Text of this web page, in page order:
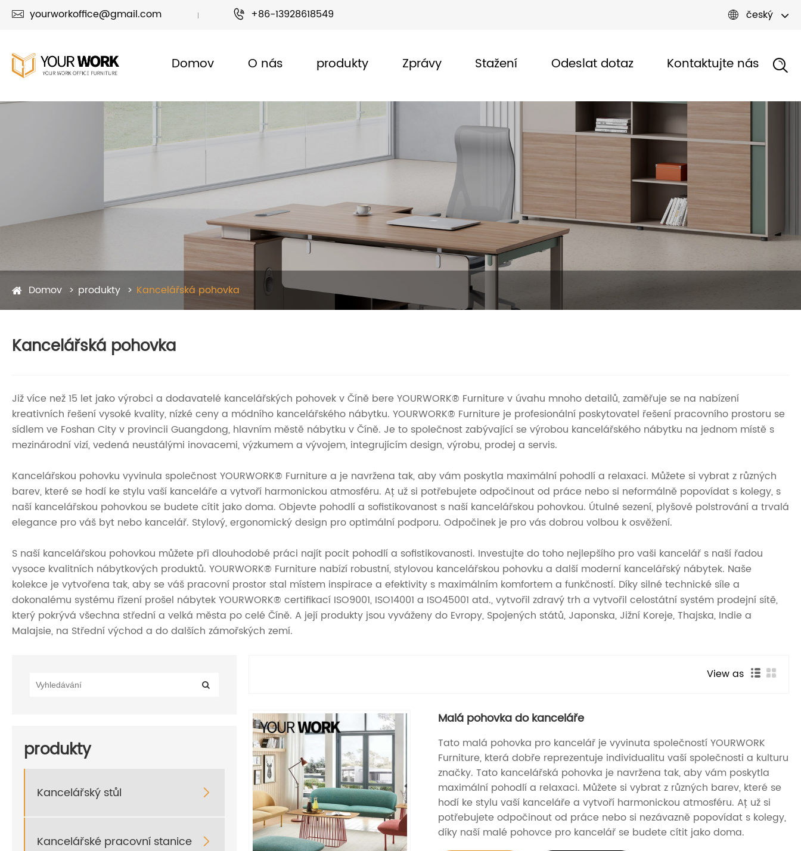
 yourworkoffice@gmail.com  +86-13928618549  český
Domov O nás produkty Zprávy Stažení Odeslat dotaz Kontaktujte nás
Domov produkty Kancelářská pohovka
Kancelářská pohovka
Již více než 15 let jako výrobci a dodavatelé kancelářských pohovek v Číně bere YOURWORK® Furniture v úvahu mnoho detailů, zaměřuje se na nabízení
kreativních řešení vysoké kvality, nízké ceny a módního kancelářského nábytku. YOURWORK® Furniture je profesionální poskytovatel řešení pracovního prostoru se
sídlem ve Foshan City v provincii Guangdong, hlavním městě nábytku v Číně. Je to společnost zabývající se výrobou kancelářského nábytku na jednom místě s
mezinárodní vizí, vedená neustálými inovacemi, výzkumem a vývojem, integrujícím design, výrobu, prodej a servis.
Kancelářskou pohovku vyvinula společnost YOURWORK® Furniture a je navržena tak, aby vám poskytla maximální pohodlí a relaxaci. Můžete si vybrat z různých
barev, které se hodí ke stylu vaší kanceláře a vytvoří harmonickou atmosféru. Ať už si potřebujete odpočinout od práce nebo si neformálně popovídat s kolegy, s
naší kancelářskou pohovkou se budete cítit jako doma. Objevte pohodlí a sofistikovanost s naší kancelářskou pohovkou. Útulné sezení, plyšové polstrování a trvalá
elegance pro váš byt nebo kancelář. Stylový, ergonomický design pro optimální podporu. Odpočinek je pro vás dobrou volbou k osvěžení.
S naší kancelářskou pohovkou můžete při dlouhodobé práci najít pocit pohodlí a sofistikovanosti. Investujte do toho nejlepšího pro vaši kancelář s naší řadou
vysoce kvalitních nábytkových produktů. YOURWORK® Furniture nabízí robustní, stylovou kancelářskou pohovku a další moderní kancelářský nábytek. Naše
kolekce je vytvořena tak, aby se váš pracovní prostor stal místem inspirace a efektivity s maximálním komfortem a funkčností. Díky silné technické síle a
dokonalému systému řízení prošel nábytek YOURWORK® certifikací ISO9001, ISO14001 a ISO45001 atd., vytvořil zdravý trh a vytvořil celostátní systém prodejní sítě,
který pokrývá všechna střední a velká města po celé Číně. A její produkty jsou vyváženy do Evropy, Spojených států, Japonska, Jižní Koreje, Thajska, Indie a
Malajsie, na Střední východ a do dalších zámořských zemí.
produkty
Kancelářský stůl 
Kancelářské pracovní stanice 
View as
Malá pohovka do kanceláře
Tato malá pohovka pro kancelář je vyvinuta společností YOURWORK
Furniture, která dobře reprezentuje individualitu vaší společnosti a kulturu
značky. Tato kancelářská pohovka je navržena tak, aby vám poskytla
maximální pohodlí a relaxaci. Můžete si vybrat z různých barev, které se
hodí ke stylu vaší kanceláře a vytvoří harmonickou atmosféru. Ať už si
potřebujete odpočinout od práce nebo si nezávazně popovídat s kolegy,
díky naší malé pohovce pro kancelář se budete cítit jako doma.